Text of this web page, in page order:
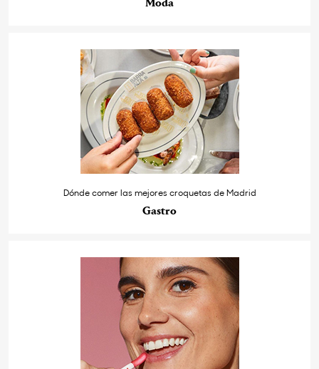
Moda
Dónde comer las mejores croquetas de Madrid
Gastro